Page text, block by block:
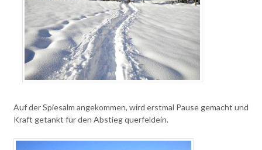
Auf der Spiesalm angekommen, wird erstmal Pause gemacht und
Kraft getankt für den Abstieg querfeldein.